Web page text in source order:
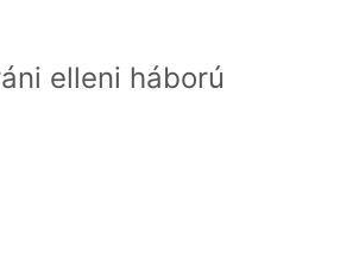
elleni háború